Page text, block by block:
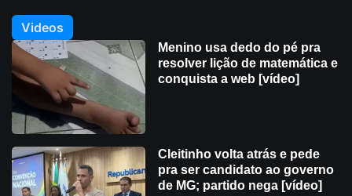
Videos
Menino usa dedo do pé pra
resolver lição de matemática e
conquista a web [vídeo]
Cleitinho volta atrás e pede
pra ser candidato ao governo
de MG; partido nega [vídeo]